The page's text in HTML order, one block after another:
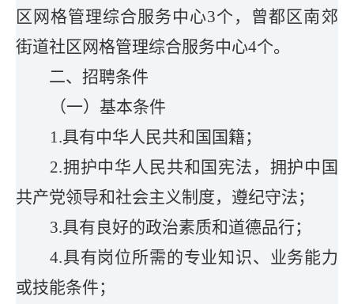
区网格管理综合服务中心3个， 曾都区南郊
街道社区网格管理综合服务中心4个。
二、招聘条件
（一）基本条件
1.具有中华人民共和国国籍；
2.拥护中华人民共和国宪法，拥护中国
共产党领导和社会主义制度，遵纪守法；
3.具有良好的政治素质和道德品行；
4.具有岗位所需的专业知识、业务能力
或技能条件；